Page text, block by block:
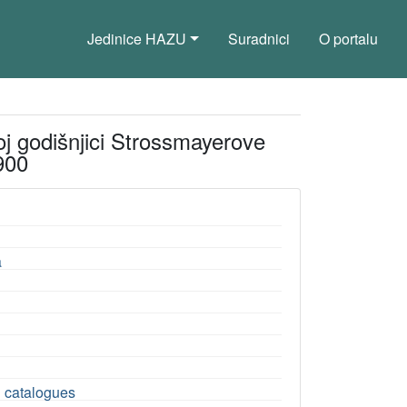
Jedinice HAZU Suradnici O portalu
godišnjici Strossmayerove